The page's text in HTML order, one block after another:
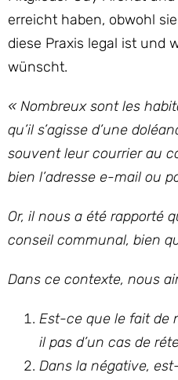
erreicht haben, obwohl
diese Praxis legal ist und
wünscht.
« Nombreux sont les
qu’il s’agisse d’une
souvent leur courrier au
bien l’adresse e-mail ou
Or, il nous a été rapporté
conseil communal, bien
Dans ce contexte, nous
Est-ce que le fait de
il pas d’un cas de
Dans la négative,